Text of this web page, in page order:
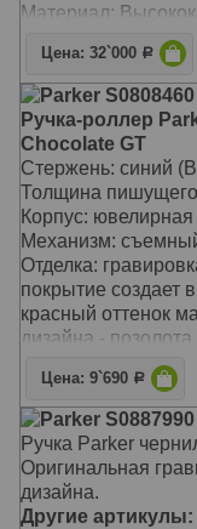
Материал:
Цена: 32`000 Р
Parker S0808460
Ручка-роллер
Chocolate GT
Стержень: синий
Толщина пишущего
Корпус: ювелирная
Механизм:
Отделка:
покрытие создает
красный оттенок
дизайна -
Цвет: Chiselled
используются
роллеров Parker
дополнительно в
чернилами
модель 2008 года,
Другие артикулы:
Цена: 9`690 Р
Parker S0887990
Ручка Parker
Оригинальная
дизайна.
Другие артикулы: